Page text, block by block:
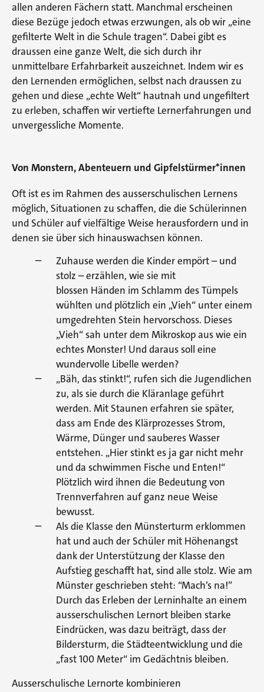
allen anderen Fächern statt. Manchmal erscheinen
diese Bezüge jedoch etwas erzwungen, als ob wir „eine
gefilterte Welt in die Schule tragen“. Dabei gibt es
draussen eine ganze Welt, die sich durch ihr
unmittelbare Erfahrbarkeit auszeichnet. Indem wir es
den Lernenden ermöglichen, selbst nach draussen zu
gehen und diese „echte Welt“ hautnah und ungefiltert
zu erleben, schaffen wir vertiefte Lernerfahrungen und
unvergessliche Momente.
Von Monstern, Abenteuern und Gipfelstürmer*innen
Oft ist es im Rahmen des ausserschulischen Lernens
möglich, Situationen zu schaffen, die die Schülerinnen
und Schüler auf vielfältige Weise herausfordern und in
denen sie über sich hinauswachsen können.
Zuhause werden die Kinder empört – und
stolz – erzählen, wie sie mit
blossen Händen im Schlamm des Tümpels
wühlten und plötzlich ein „Vieh“ unter einem
umgedrehten Stein hervorschoss. Dieses
„Vieh“ sah unter dem Mikroskop aus wie ein
echtes Monster! Und daraus soll eine
wundervolle Libelle werden?
„Bäh, das stinkt!“, rufen sich die Jugendlichen
zu, als sie durch die Kläranlage geführt
werden. Mit Staunen erfahren sie später,
dass am Ende des Klärprozesses Strom,
Wärme, Dünger und sauberes Wasser
entstehen. „Hier stinkt es ja gar nicht mehr
und da schwimmen Fische und Enten!“
Plötzlich wird ihnen die Bedeutung von
Trennverfahren auf ganz neue Weise
bewusst.
Als die Klasse den Münsterturm erklommen
hat und auch der Schüler mit Höhenangst
dank der Unterstützung der Klasse den
Aufstieg geschafft hat, sind alle stolz. Wie am
Münster geschrieben steht: “Mach’s na!”
Durch das Erleben der Lerninhalte an einem
ausserschulischen Lernort bleiben starke
Eindrücken, was dazu beiträgt, dass der
Bildersturm, die Städteentwicklung und die
„fast 100 Meter“ im Gedächtnis bleiben.
Ausserschulische Lernorte kombinieren